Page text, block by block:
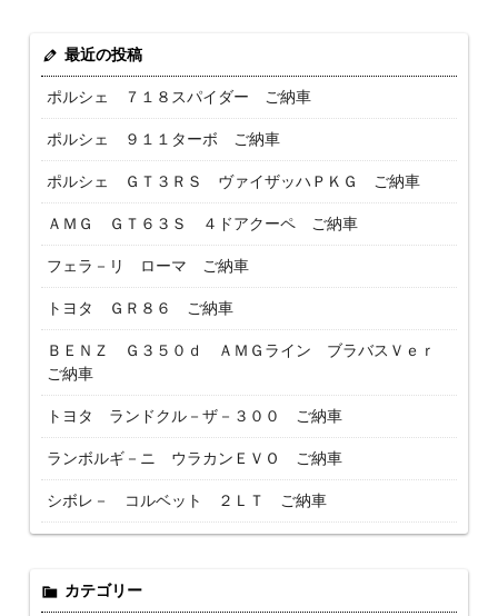
最近の投稿
ポルシェ ７１８スパイダー ご納車
ポルシェ ９１１ターボ ご納車
ポルシェ ＧＴ３ＲＳ ヴァイザッハＰＫＧ ご納車
ＡＭＧ ＧＴ６３Ｓ ４ドアクーペ ご納車
フェラ－リ ローマ ご納車
トヨタ ＧＲ８６ ご納車
ＢＥＮＺ Ｇ３５０ｄ ＡＭＧライン ブラバスＶｅｒ
ご納車
トヨタ ランドクル－ザ－３００ ご納車
ランボルギ－ニ ウラカンＥＶＯ ご納車
シボレ－ コルベット ２ＬＴ ご納車
カテゴリー